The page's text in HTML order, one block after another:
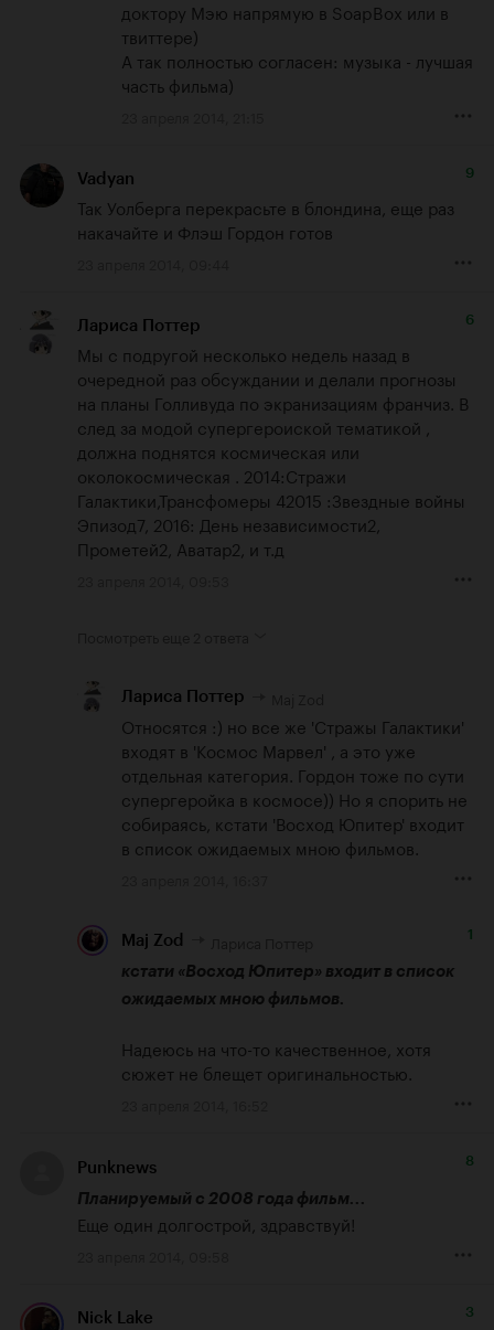
доктору Мэю напрямую в SoapBox или в
твиттере)
А так полностью согласен: музыка - лучшая
часть фильма)
Vadyan 9
Так Уолберга перекрасьте в блондина, еще раз
накачайте и Флэш Гордон готов
Лариса Поттер 6
Мы с подругой несколько недель назад в
очередной раз обсуждании и делали прогнозы
на планы Голливуда по экранизациям франчиз. В
след за модой супергероиской тематикой ,
должна поднятся космическая или
околокосмическая . 2014:Стражи
Галактики,Трансфомеры 42015 :Звездные войны
Эпизод7, 2016: День независимости2,
Прометей2, Аватар2, и т.д
Лариса Поттер
Относятся :) но все же 'Стражы Галактики'
входят в 'Космос Марвел' , а это уже
отдельная категория. Гордон тоже по сути
супергеройка в космосе)) Но я спорить не
собираясь, кстати 'Восход Юпитер' входит
в список ожидаемых мною фильмов.
Maj Zod 1
кстати «Восход Юпитер» входит в список
ожидаемых мною фильмов.
Надеюсь на что-то качественное, хотя
сюжет не блещет оригинальностью.
Punknews 8
Планируемый с 2008 года фильм...
Еще один долгострой, здравствуй!
Nick Lake 3